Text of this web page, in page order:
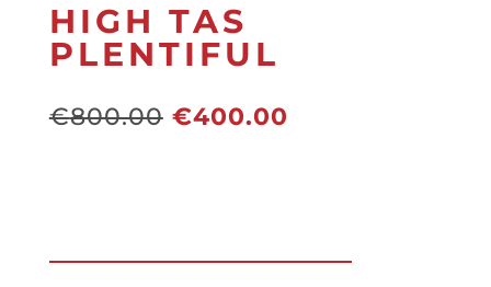
HIGH TAS
PLENTIFUL
€800.00 Oorspronkelijke
€400.00